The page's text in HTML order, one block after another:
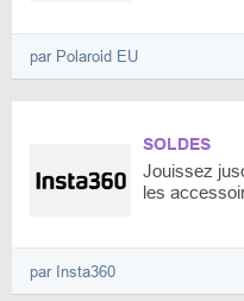
par Polaroid EU
SOLDES
Jouissez
les
par Insta360